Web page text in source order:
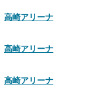
高崎アリーナ
高崎アリーナ
高崎アリーナ